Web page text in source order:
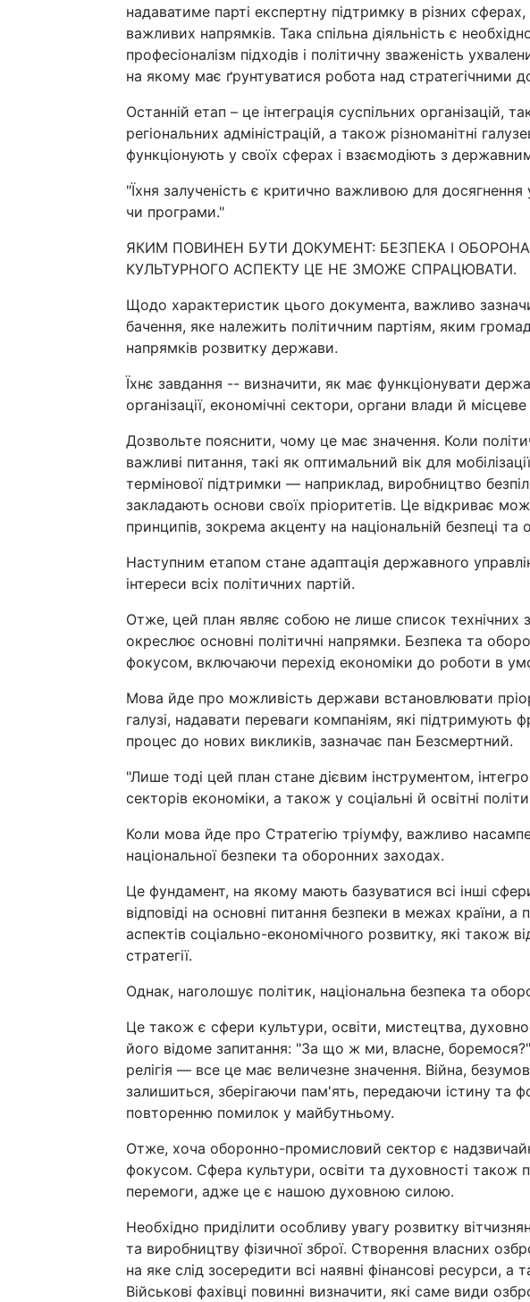
надаватиме парті експертну підтримку в різних
важливих напрямків. Така спільна діяльність є
професіоналізм підходів і політичну зваженість
на якому має ґрунтуватися робота над
Останній етап – це інтеграція суспільних організацій,
регіональних адміністрацій, а також різноманітні
функціонують у своїх сферах і взаємодіють з
"Їхня залученість є критично важливою для досягнення
чи програми."
ЯКИМ ПОВИНЕН БУТИ ДОКУМЕНТ: БЕЗПЕКА І
КУЛЬТУРНОГО АСПЕКТУ ЦЕ НЕ ЗМОЖЕ СПРАЦЮВАТИ.
Щодо характеристик цього документа, важливо
бачення, яке належить політичним партіям, яким
напрямків розвитку держави.
Їхнє завдання -- визначити, як має функціонувати
організації, економічні сектори, органи влади й
Дозвольте пояснити, чому це має значення. Коли
важливі питання, такі як оптимальний вік для
термінової підтримки — наприклад, виробництво
закладають основи своїх пріоритетів. Це відкриває
принципів, зокрема акценту на національній безпеці та
Наступним етапом стане адаптація державного
інтереси всіх політичних партій.
Отже, цей план являє собою не лише список технічних
окреслює основні політичні напрямки. Безпека та
фокусом, включаючи перехід економіки до роботи в
Мова йде про можливість держави встановлювати
галузі, надавати переваги компаніям, які
процес до нових викликів, зазначає пан Безсмертний.
"Лише тоді цей план стане дієвим інструментом,
секторів економіки, а також у соціальні й освітні
Коли мова йде про Стратегію тріумфу, важливо
національної безпеки та оборонних заходах.
Це фундамент, на якому мають базуватися всі інші
відповіді на основні питання безпеки в межах країни,
аспектів соціально-економічного розвитку, які також
стратегії.
Однак, наголошує політик, національна безпека та
Це також є сфери культури, освіти, мистецтва,
його відоме запитання: "За що ж ми, власне,
релігія — все це має величезне значення. Війна,
залишиться, зберігаючи пам'ять, передаючи істину та
повторенню помилок у майбутньому.
Отже, хоча оборонно-промисловий сектор є
фокусом. Сфера культури, освіти та духовності також
перемоги, адже це є нашою духовною силою.
Необхідно приділити особливу увагу розвитку
та виробництву фізичної зброї. Створення власних
на яке слід зосередити всі наявні фінансові ресурси, а
Військові фахівці повинні визначити, які саме види